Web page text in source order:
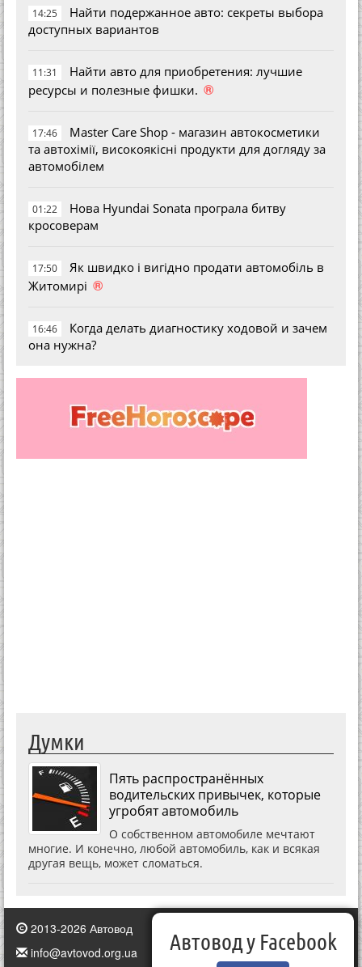
14:25
Найти подержанное авто: секреты выбора
доступных вариантов
11:31
Найти авто для приобретения: лучшие
ресурсы и полезные фишки. ®
17:46
Master Care Shop - магазин автокосметики
та автохімії, високоякісні продукти для догляду за
автомобілем
01:22
Нова Hyundai Sonata програла битву
кросоверам
17:50
Як швидко і вигідно продати автомобіль в
Житомирі ®
16:46
Когда делать диагностику ходовой и зачем
она нужна?
Думки
Пять распространённых
водительских привычек, которые
угробят автомобиль
О собственном автомобиле мечтают
многие. И конечно, любой автомобиль, как и всякая
другая вещь, может сломаться.
2013-2026 Автовод
info@avtovod.org.ua
Автовод у Facebook